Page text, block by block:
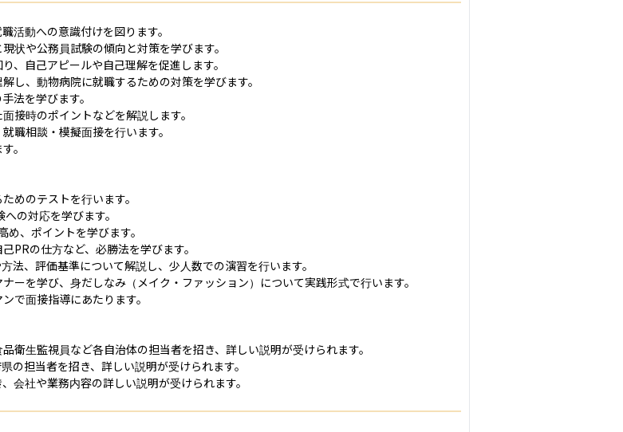
活動への意識付けを図ります。
状や公務員試験の傾向と対策を学びます。
、自己アピールや自己理解を促進します。
し、動物病院に就職するための対策を学びます。
法を学びます。
接時のポイントなどを解説します。
職相談・模擬面接を行います。
。
めのテストを行います。
の対応を学びます。
、ポイントを学びます。
PRの仕方など、必勝法を学びます。
法、評価基準について解説し、少人数での演習を行います。
ーを学び、身だしなみ（メイク・ファッション）について実践形式で行います。
で面接指導にあたります。
衛生監視員など各自治体の担当者を招き、詳しい説明が受けられます。
の担当者を招き、詳しい説明が受けられます。
会社や業務内容の詳しい説明が受けられます。